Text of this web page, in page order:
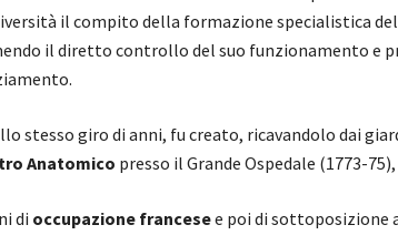
il compito della formazione specialistica
il diretto controllo del suo funzionamento e
stesso giro di anni, fu creato, ricavandolo dai
Anatomico presso il Grande Ospedale (1773-
di occupazione francesee poi di sottoposizione